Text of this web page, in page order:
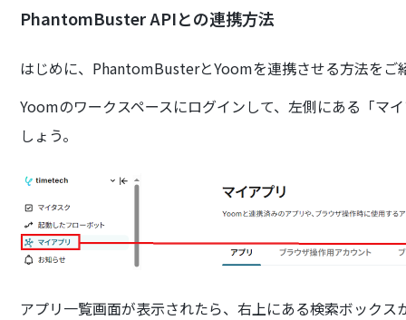
PhantomBuster APIとの連携方法
はじめに、PhantomBusterとYoomを連携させる方法をご
Yoomのワークスペースにログインして、左側にある「マ
しょう。
アプリ一覧画面が表示されたら、右上にある検索ボック